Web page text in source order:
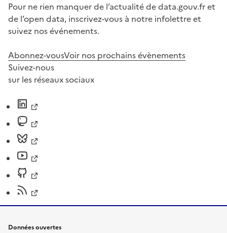
Pour ne rien manquer de l’actualité de data.gouv.fr et
de l’open data, inscrivez-vous à notre infolettre et
suivez nos événements.
Abonnez-vousVoir nos prochains évènements
Suivez-nous
sur les réseaux sociaux
Données ouvertes